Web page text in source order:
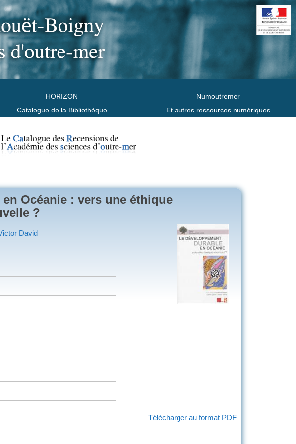
HORIZON
Catalogue de la Bibliothèque
Numoutremer
Et autres ressources numériques
Océanie : vers une éthique
?
David
Télécharger au format PDF